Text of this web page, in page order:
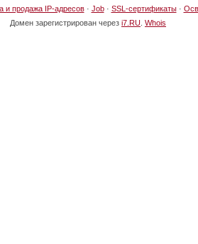
и продажа IP-адресов· Job· SSL-сертификаты·
Домен зарегистрирован через i7.RU Whois